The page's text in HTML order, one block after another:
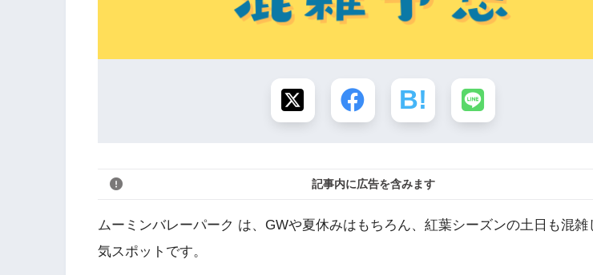
記事内に広告を含みます
ムーミンバレーパーク は、GWや夏休みはもちろん、紅葉シーズンの土日も混雑
気スポットです。